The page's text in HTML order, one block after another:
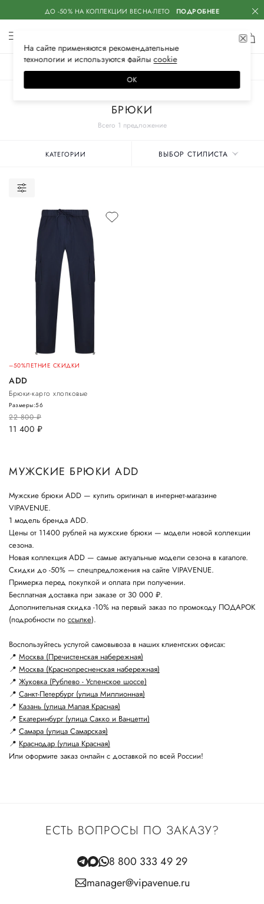
ДО -50% НА КОЛЛЕКЦИИ ВЕСНА-ЛЕТО ПОДРОБНЕЕ
Всего 1 предложение
БРЮКИ
КАТЕГОРИИ ВЫБОР СТИЛИСТА
–50%ЛЕТНИЕ СКИДКИ
ADD
Брюки-карго хлопковые
22 800руб.
11 400 руб.
Размеры:56
МУЖСКИЕ БРЮКИ ADD
Мужские брюки ADD — купить оригинал в интернет-магазине
VIPAVENUE.
1 модель бренда ADD.
Цены от 11400 рублей на мужские брюки — модели новой коллекции
сезона.
Новая коллекция ADD — самые актуальные модели сезона в каталоге.
Скидки до -50% — спецпредложения на сайте VIPAVENUE.
Примерка перед покупкой и оплата при получении.
Бесплатная доставка при заказе от 30 000 ₽.
Дополнительная скидка -10% на первый заказ по промокоду ПОДАРОК
(подробности по ссылке).
Воспользуйтесь услугой самовывоза в наших клиентских офисах:
📍 Москва (Пречистенская набережная)
📍 Москва (Краснопресненская набережная)
📍 Жуковка (Рублево - Успенское шоссе)
📍 Санкт-Петербург (улица Миллионная)
📍 Казань (улица Малая Красная)
📍 Екатеринбург (улица Сакко и Ванцетти)
📍 Самара (улица Самарская)
📍 Краснодар (улица Красная)
Или оформите заказ онлайн с доставкой по всей России!
ЕСТЬ ВОПРОСЫ ПО ЗАКАЗУ?
8 800 333 49 29
manager@vipavenue.ru
На сайте применяются рекомендательные
технологии и используются файлысооkiе
ОК